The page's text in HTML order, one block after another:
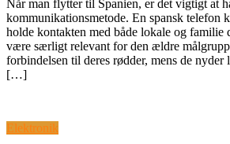
Når man flytter til Spanien, er det vigtigt at
kommunikationsmetode. En spansk telefon
holde kontakten med både lokale og familie
være særligt relevant for den ældre
forbindelsen til deres rødder, mens de
[…]
Elektronik